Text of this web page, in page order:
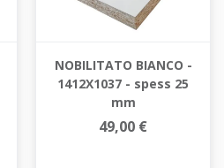
NOBILITATO BIANCO -
1412X1037 - spess 25
mm
49,00 €